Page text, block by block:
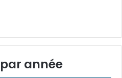
année